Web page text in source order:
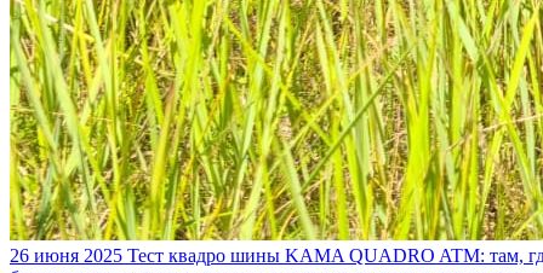
26 июня 2025 Тест квадро шины KAMA QUADRO ATM: там,